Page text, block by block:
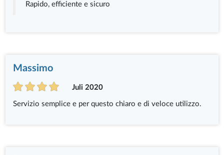
Rapido, efficiente e sicuro
Massimo
Juli 2020
Servizio semplice e per questo chiaro e di veloce utilizzo.